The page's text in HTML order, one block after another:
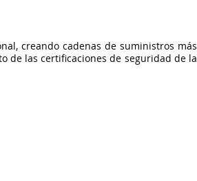
creando cadenas de suministros más
de las certificaciones de seguridad de la